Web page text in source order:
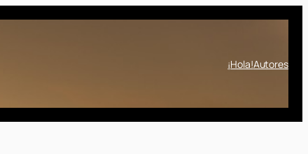
¡Hola!Autores